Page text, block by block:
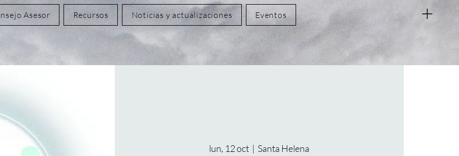
Asesor Recursos Noticias y actualizaciones Eventos
lun, 12 oct
  |
Santa Helena